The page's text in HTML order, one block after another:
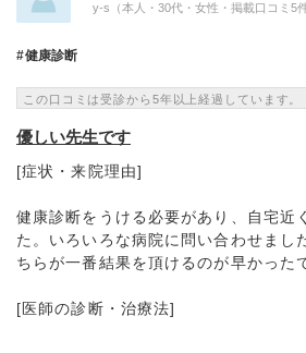
y-s（本人・30代・女性・掲載口コミ5件
健康診断
この口コミは受診から5年以上経過しています。
優しい先生です
[症状・来院理由]
健康診断をうける必要があり、自宅近
た。いろいろな病院に問い合わせまし
ちらが一番結果を頂けるのが早かった
[医師の診断・治療法]